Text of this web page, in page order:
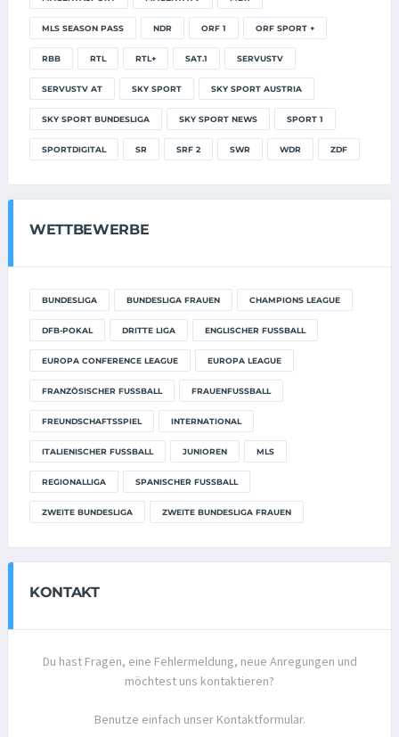
MLS SEASON PASS NDR ORF 1 ORF SPORT +
RBB RTL RTL+ SAT.1 SERVUSTV
SERVUSTV AT SKY SPORT SKY SPORT AUSTRIA
SKY SPORT BUNDESLIGA SKY SPORT NEWS SPORT 1
SPORTDIGITAL SR SRF 2 SWR WDR ZDF
WETTBEWERBE
BUNDESLIGA BUNDESLIGA FRAUEN CHAMPIONS LEAGUE
DFB-POKAL DRITTE LIGA ENGLISCHER FUSSBALL
EUROPA CONFERENCE LEAGUE EUROPA LEAGUE
FRANZÖSISCHER FUSSBALL FRAUENFUSSBALL
FREUNDSCHAFTSSPIEL INTERNATIONAL
ITALIENISCHER FUSSBALL JUNIOREN MLS
REGIONALLIGA SPANISCHER FUSSBALL
ZWEITE BUNDESLIGA ZWEITE BUNDESLIGA FRAUEN
KONTAKT
Du hast Fragen, eine Fehlermeldung, neue Anregungen und
möchtest uns kontaktieren?
Benutze einfach unser Kontaktformular.